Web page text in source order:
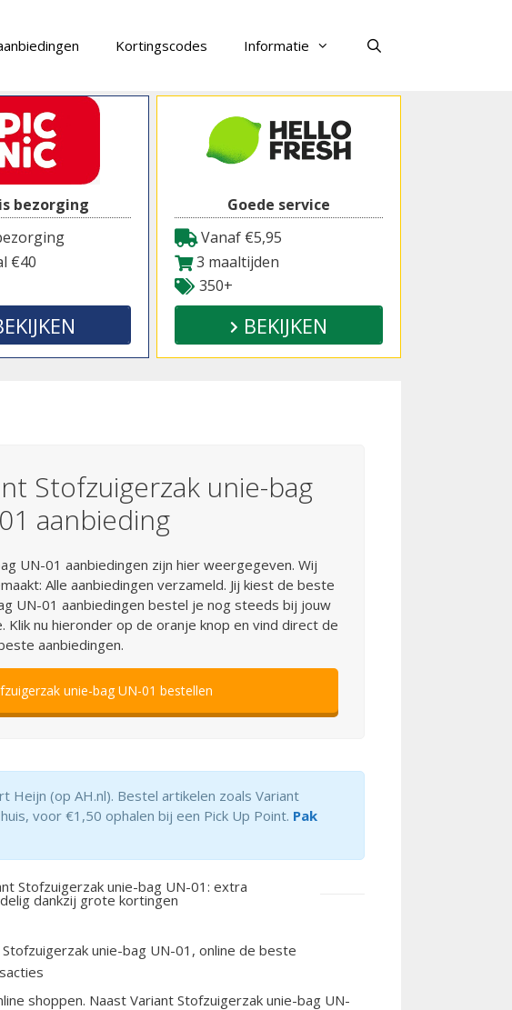
Kortingscodes Informatie
bezorging
€40
Goede service
Vanaf €5,95
3 maaltijden
350+
BEKIJKEN
Stofzuigerzak unie-bag
aanbieding
UN-01 aanbiedingen zijn hier weergegeven. Wij
Alle aanbiedingen verzameld. Jij kiest de beste
UN-01 aanbiedingen bestel je nog steeds bij jouw
nu hieronder op de oranje knop en vind direct de
aanbiedingen.
unie-bag UN-01 bestellen
Heijn (op AH.nl). Bestel artikelen zoals Variant
voor €1,50 ophalen bij een Pick Up Point. Pak
Stofzuigerzak unie-bag UN-01: extra
dankzij grote kortingen
unie-bag UN-01, online de beste
shoppen. Naast Variant Stofzuigerzak unie-bag UN-